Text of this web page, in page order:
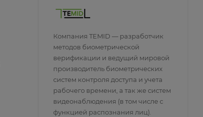
Компания TEMID — разработчик
методов биометрической
верификации и ведущий мировой
производитель биометрических
систем контроля доступа и учета
рабочего времени, а так же систем
видеонаблюдения (в том числе с
функцией распознания лиц).